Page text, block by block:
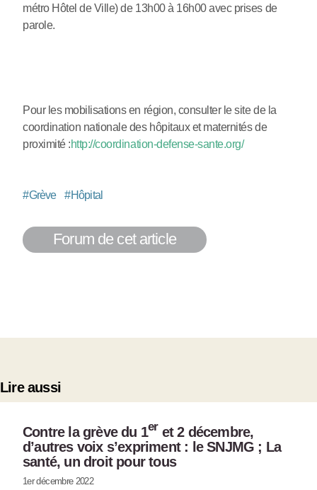
métro Hôtel de Ville) de 13h00 à 16h00 avec prises de
parole.
Pour les mobilisations en région, consulter le site de la
coordination nationale des hôpitaux et maternités de
proximité :http://coordination-defense-sante.org/
#Grève #Hôpital
Forum de cet article
Lire aussi
Contre la grève du 1er et 2 décembre,
d’autres voix s’expriment : le SNJMG ; La
santé, un droit pour tous
1er décembre 2022